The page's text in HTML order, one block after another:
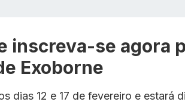
inscreva-se agora
Exoborne
dias 12 e 17 de fevereiro e estará